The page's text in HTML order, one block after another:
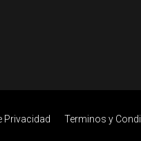
Privacidad Terminos y